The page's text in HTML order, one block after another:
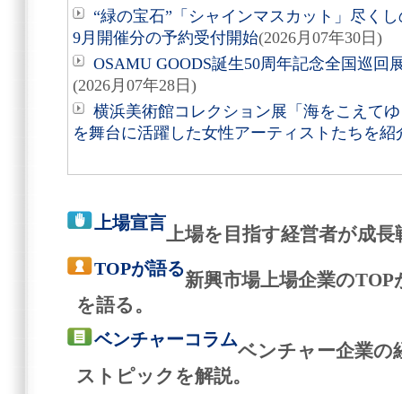
“緑の宝石”「シャインマスカット」尽く
9月開催分の予約受付開始(2026月07年30日)
OSAMU GOODS誕生50周年記念全国巡回
(2026月07年28日)
横浜美術館コレクション展「海をこえて
を舞台に活躍した女性アーティストたちを紹
上場宣言
上場を目指す経営者が成
TOPが語る
新興市場上場企業の
を語る。
ベンチャーコラム
ベンチャー企業の
ストピックを解説。